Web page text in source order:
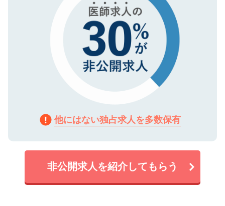
他にはない独占求人を多数保有
非公開求人を紹介してもらう